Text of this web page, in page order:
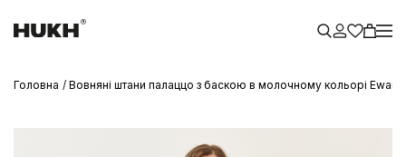
Головна Вовняні штани палаццо з баскою в молочному кольорі Ewan